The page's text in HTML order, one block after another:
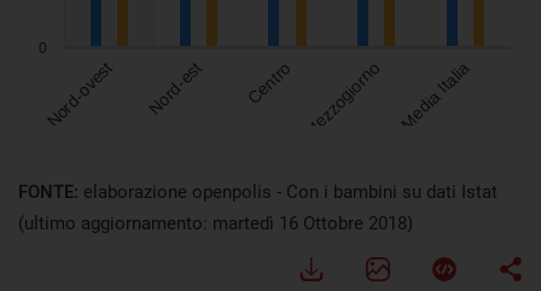
FONTE: elaborazione openpolis - Con i bambini su dati Istat
(ultimo aggiornamento: martedì 16 Ottobre 2018)